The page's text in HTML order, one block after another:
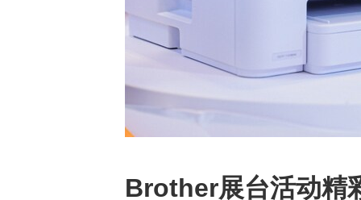
Brother展台活动精